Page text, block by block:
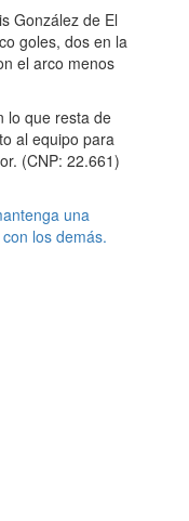
González de El
goles, dos en la
el arco menos
lo que resta de
al equipo para
(CNP: 22.661)
una
los demás.